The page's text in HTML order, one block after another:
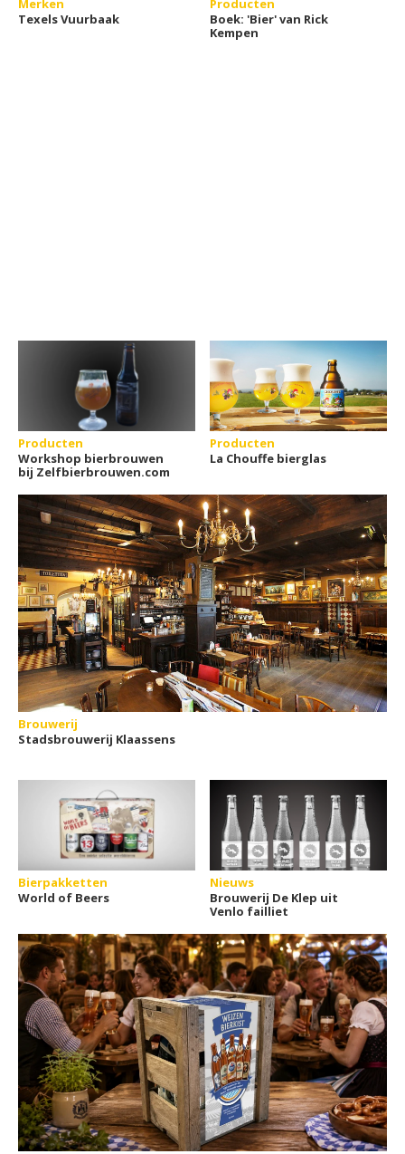
Merken
Texels Vuurbaak
Producten
Boek: 'Bier' van Rick
Kempen
Producten
Workshop bierbrouwen
bij Zelfbierbrouwen.com
Producten
La Chouffe bierglas
Brouwerij
Stadsbrouwerij Klaassens
Bierpakketten
World of Beers
Nieuws
Brouwerij De Klep uit
Venlo failliet